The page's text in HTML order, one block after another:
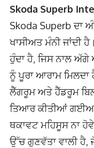
Skoda Superb
Skoda Superb ਦਾ
ਖਾਸੀਅਤ ਮੰਨੀ ਜਾਂਦੀ
ਹੁੰਦਾ ਹੈ, ਜਿਸ ਨਾਲ
ਨੂੰ ਪੂਰਾ ਆਰਾਮ
ਲੈੱਗਰੂਮ ਅਤੇ ਹੈੱਡਰੂਮ
ਤਿਆਰ ਕੀਤੀਆਂ ਗਈਆਂ
ਥਕਾਵਟ ਮਹਿਸੂਸ ਨਾ
ਉੱਚ ਗੁਣਵੱਤਾ ਵਾਲੀ ਹੈ,